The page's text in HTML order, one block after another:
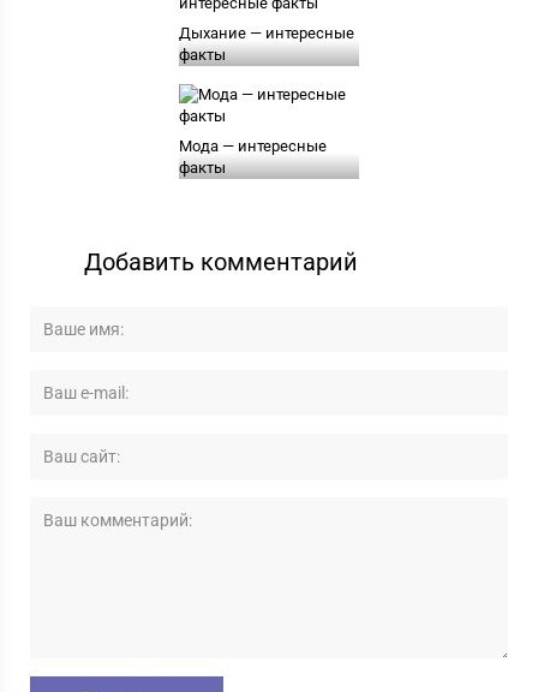
Дыхание — интересные
факты
Мода — интересные
факты
Добавить комментарий